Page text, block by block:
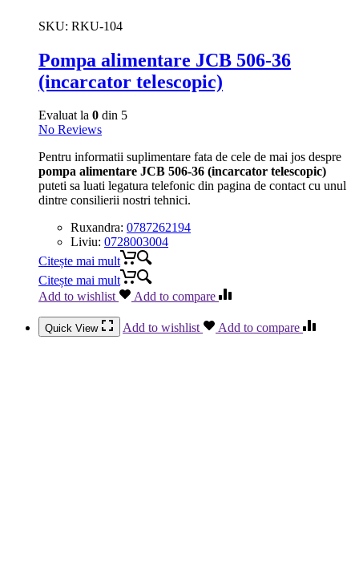
SKU: RKU-104
Pompa alimentare JCB 506-36
(incarcator telescopic)
Evaluat la 0 din 5
No Reviews
Pentru informatii suplimentare fata de cele de mai jos despre
pompa alimentare JCB 506-36 (incarcator telescopic)
puteti sa luati legatura telefonic din pagina de contact cu unul
dintre consilierii nostri tehnici.
Ruxandra: 0787262194
Liviu: 0728003004
Citește mai mult
Citește mai mult
Add to wishlist
Add to compare
Quick View Add to wishlist Add to compare